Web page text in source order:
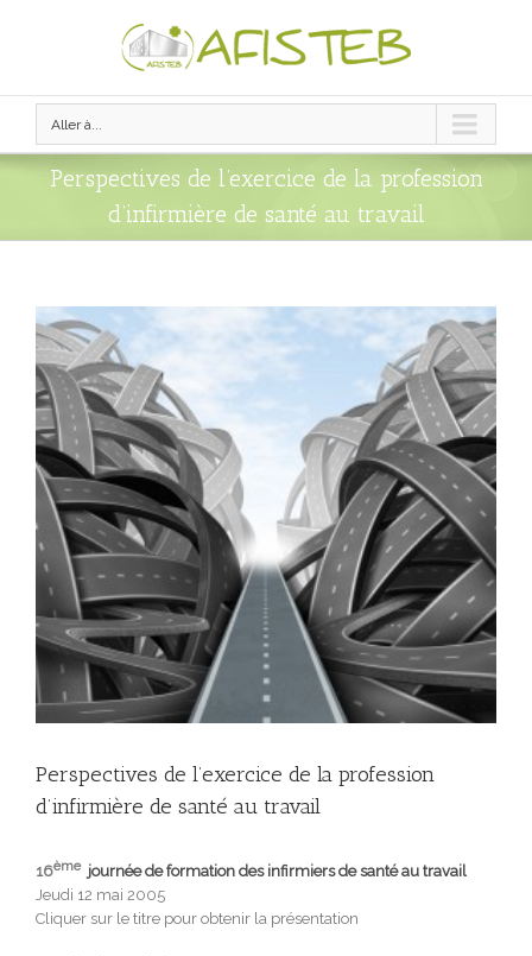
Aller à...
Perspectives de l’exercice de la profession
d’infirmière de santé au travail
View
Larger
Image
Perspectives de l’exercice de la profession
d’infirmière de santé au travail
16ème journée de formation des infirmiers de santé au travail
Jeudi 12 mai 2005
Cliquer sur le titre pour obtenir la présentation